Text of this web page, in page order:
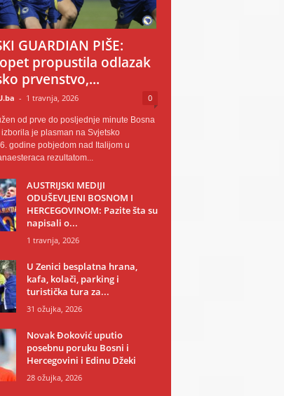
GUARDIAN PIŠE:
propustila odlazak
prvenstvo,...
- 1 travnja, 2026 0
od prve do posljednje minute Bosna
je plasman na Svjetsko
godine pobjedom nad Italijom u
rezultatom...
AUSTRIJSKI MEDIJI
ODUŠEVLJENI BOSNOM I
HERCEGOVINOM: Pazite šta su
napisali o...
1 travnja, 2026
U Zenici besplatna hrana,
kafa, kolači, parking i
turistička tura za...
31 ožujka, 2026
Novak Đoković uputio
posebnu poruku Bosni i
Hercegovini i Edinu Džeki
28 ožujka, 2026